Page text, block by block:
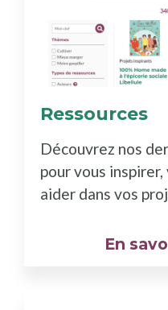
Ressources
Découvrez nos
pour vous
aider dans vos
En